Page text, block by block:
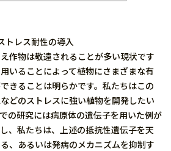
トレス耐性の導入
作物は敬遠されることが多い現状です
いることによって植物にさまざまな有
きることは明らかです。私たちはこの
どのストレスに強い植物を開発したい
の研究には病原体の遺伝子を用いた例が
、私たちは、上述の抵抗性遺伝子を天
、あるいは発病のメカニズムを抑制す